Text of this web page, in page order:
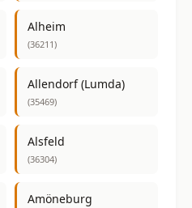
Alheim
(36211)
Allendorf (Lumda)
(35469)
Alsfeld
(36304)
Amöneburg